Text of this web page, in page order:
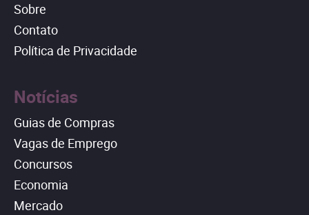
Sobre
Contato
Política de Privacidade
Notícias
Guias de Compras
Vagas de Emprego
Concursos
Economia
Mercado